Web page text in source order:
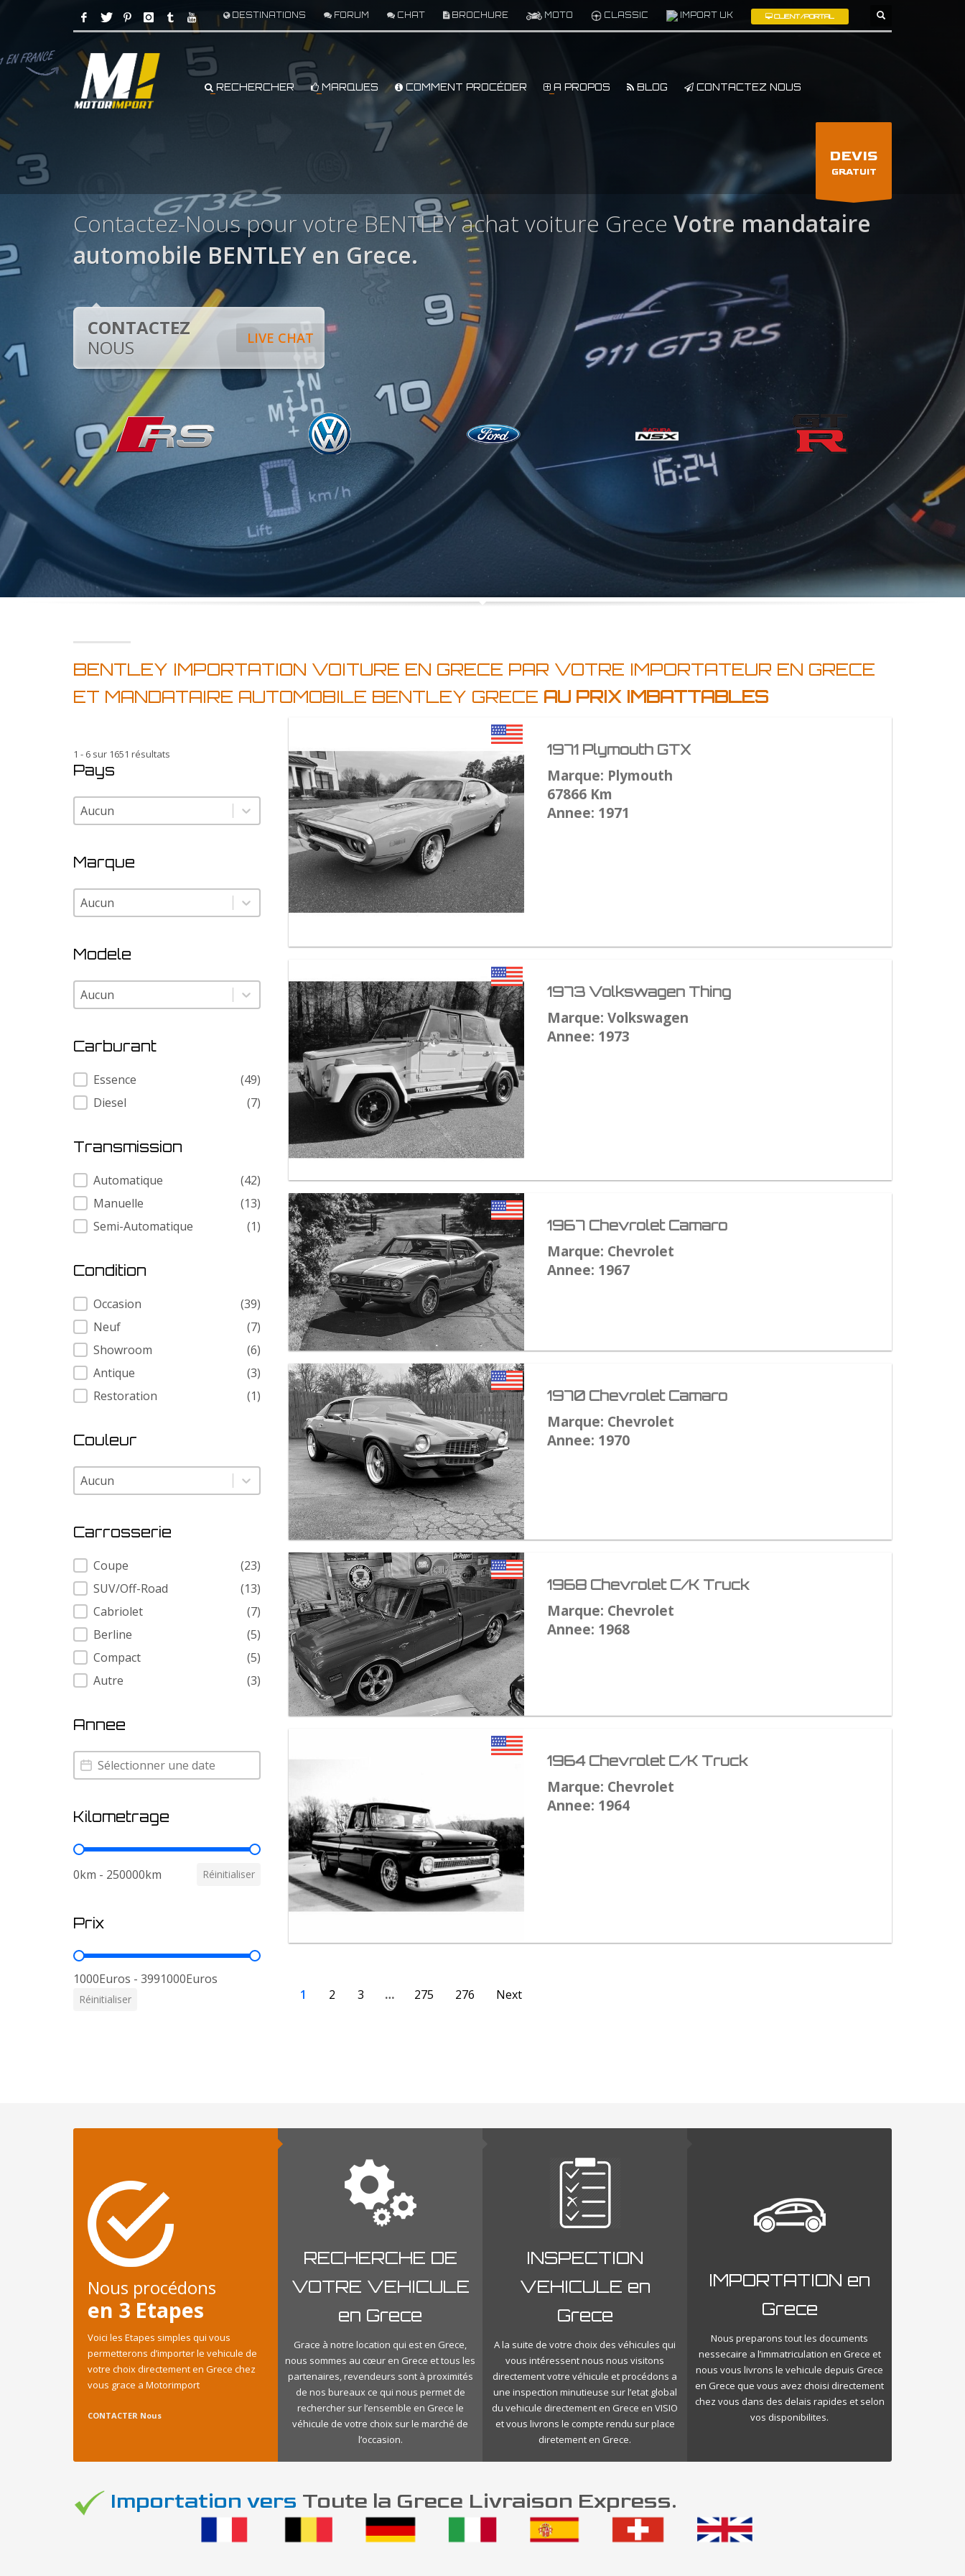
DESTINATIONS FORUM CHAT BROCHURE MOTO CLASSIC IMPORT UK CLIENT/PORTAL
RECHERCHER MARQUES COMMENT PROCÉDER A PROPOS BLOG CONTACTEZ NOUS
DEVIS
GRATUIT
Contactez-Nous pour votre BENTLEY achat voiture Grece Votre mandataire
automobile BENTLEY en Grece.
LIVE CHAT
CONTACTEZ
NOUS
BENTLEY IMPORTATION VOITURE EN GRECE PAR VOTRE IMPORTATEUR EN GRECE
ET MANDATAIRE AUTOMOBILE BENTLEY GRECE AU PRIX IMBATTABLES
1 - 6 sur 1651 résultats
Pays
Pays
Pays
Marque
Marque
Marque
Modele
Modele
Modele
Carburant
Carburant
Essence
(49)
Diesel
(7)
Transmission
Transmission
Automatique
(42)
Manuelle
(13)
Semi-Automatique
(1)
Condition
Condition
Occasion
(39)
Neuf
(7)
Showroom
(6)
Antique
(3)
Restoration
(1)
Couleur
Couleur
Couleur
Carrosserie
Carrosserie
Coupe
(23)
SUV/Off-Road
(13)
Cabriolet
(7)
Berline
(5)
Compact
(5)
Autre
(3)
Annee
Annee
Annee
Kilometrage
Kilometrage
0km - 250000km Réinitialiser
Prix
Prix
1000Euros - 3991000Euros
Réinitialiser
1971 Plymouth GTX
Marque: Plymouth
67866 Km
Annee: 1971
1973 Volkswagen Thing
Marque: Volkswagen
Annee: 1973
1967 Chevrolet Camaro
Marque: Chevrolet
Annee: 1967
1970 Chevrolet Camaro
Marque: Chevrolet
Annee: 1970
1968 Chevrolet C/K Truck
Marque: Chevrolet
Annee: 1968
1964 Chevrolet C/K Truck
Marque: Chevrolet
Annee: 1964
1 2 3 … 275 276 Next
Nous procédons
en 3 Etapes
Voici les Etapes simples qui vous
permetterons d’importer le vehicule de
votre choix directement en Grece chez
vous grace a Motorimport
CONTACTER Nous
RECHERCHE DE
VOTRE VEHICULE
en Grece
Grace à notre location qui est en Grece,
nous sommes au cœur en Grece et tous les
partenaires, revendeurs sont à proximités
de nos bureaux ce qui nous permet de
rechercher sur l’ensemble en Grece le
véhicule de votre choix sur le marché de
l’occasion.
INSPECTION
VEHICULE en
Grece
A la suite de votre choix des véhicules qui
vous intéressent nous nous visitons
directement votre véhicule et procédons a
une inspection minutieuse sur l’etat global
du vehicule directement en Grece en VISIO
et vous livrons le compte rendu sur place
diretement en Grece.
IMPORTATION en
Grece
Nous preparons tout les documents
nessecaire a l’immatriculation en Grece et
nous vous livrons le vehicule depuis Grece
en Grece que vous avez choisi directement
chez vous dans des delais rapides et selon
vos disponibilites.
Importation vers Toute la Grece Livraison Express.